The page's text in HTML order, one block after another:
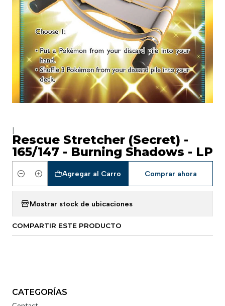
Rescue Stretcher (Secret) -
165/147 - Burning Shadows - LP
Cantidad
Agregar al Carro Comprar ahora
Mostrar stock de ubicaciones
COMPARTIR ESTE PRODUCTO
CATEGORÍAS